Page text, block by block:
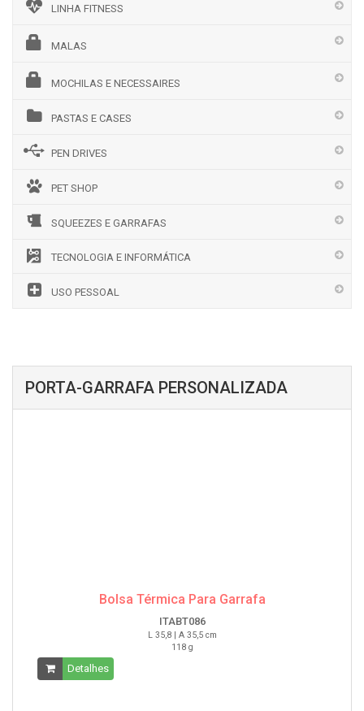
LINHA FITNESS
MALAS
MOCHILAS E NECESSAIRES
PASTAS E CASES
PEN DRIVES
PET SHOP
SQUEEZES E GARRAFAS
TECNOLOGIA E INFORMÁTICA
USO PESSOAL
PORTA-GARRAFA PERSONALIZADA
Bolsa Térmica Para Garrafa
ITABT086
L 35,8 | A 35,5 cm
118 g
Detalhes